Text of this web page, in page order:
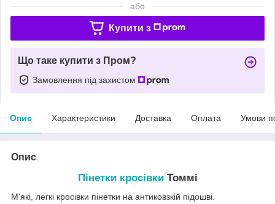
або
Купити з
Що таке купити з Пром?
Замовлення під захистом
Опис Характеристики Доставка Оплата Умови
Опис
Пінетки кросівкиТоммі
М'які, легкі кросівки пінетки на антиковзкій підошві.